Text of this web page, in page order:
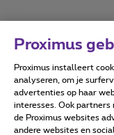
Proximus
Proximus installeert
analyseren, om je
advertenties op haar
interesses. Ook partners
de Proximus websites
andere websites en